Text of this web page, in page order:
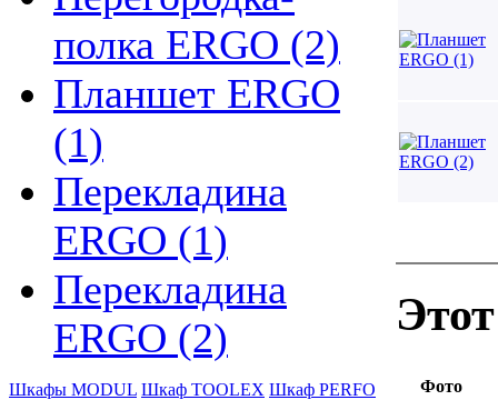
полка ERGO (2)
Планшет ERGO
(1)
Перекладина
ERGO (1)
Перекладина
ERGO (2)
Шкафы MODUL Шкаф TOOLEX Шкаф PERFO Фото